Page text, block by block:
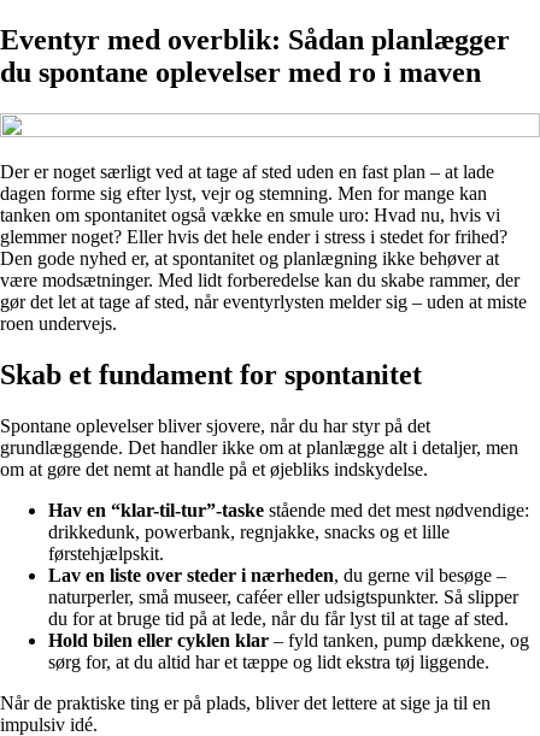
Eventyr med overblik: Sådan planlægger
du spontane oplevelser med ro i maven
Der er noget særligt ved at tage af sted uden en fast plan – at lade
dagen forme sig efter lyst, vejr og stemning. Men for mange kan
tanken om spontanitet også vække en smule uro: Hvad nu, hvis vi
glemmer noget? Eller hvis det hele ender i stress i stedet for frihed?
Den gode nyhed er, at spontanitet og planlægning ikke behøver at
være modsætninger. Med lidt forberedelse kan du skabe rammer, der
gør det let at tage af sted, når eventyrlysten melder sig – uden at miste
roen undervejs.
Skab et fundament for spontanitet
Spontane oplevelser bliver sjovere, når du har styr på det
grundlæggende. Det handler ikke om at planlægge alt i detaljer, men
om at gøre det nemt at handle på et øjebliks indskydelse.
Hav en “klar-til-tur”-taske stående med det mest nødvendige:
drikkedunk, powerbank, regnjakke, snacks og et lille
førstehjælpskit.
Lav en liste over steder i nærheden, du gerne vil besøge –
naturperler, små museer, caféer eller udsigtspunkter. Så slipper
du for at bruge tid på at lede, når du får lyst til at tage af sted.
Hold bilen eller cyklen klar – fyld tanken, pump dækkene, og
sørg for, at du altid har et tæppe og lidt ekstra tøj liggende.
Når de praktiske ting er på plads, bliver det lettere at sige ja til en
impulsiv idé.